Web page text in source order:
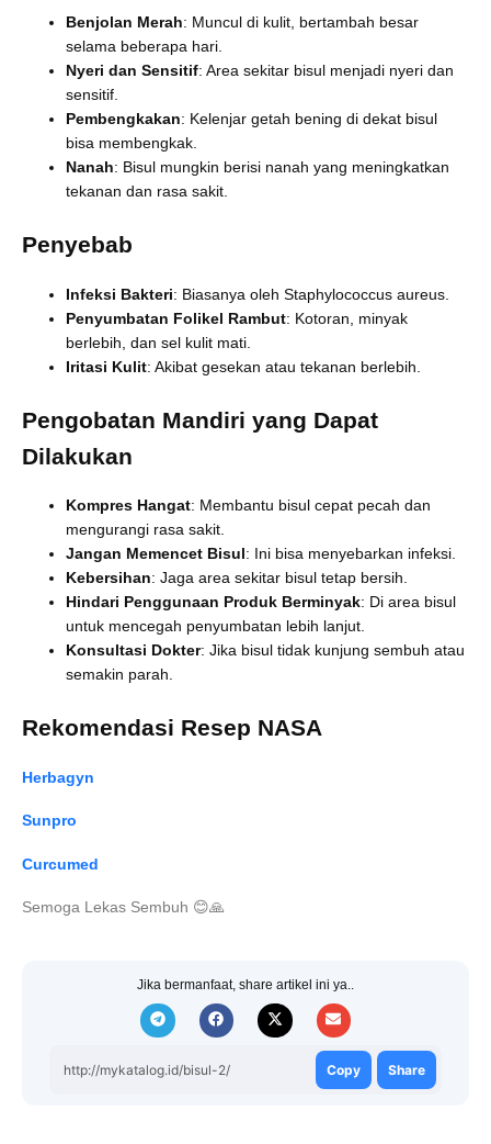
Benjolan Merah: Muncul di kulit, bertambah besar
selama beberapa hari.
Nyeri dan Sensitif: Area sekitar bisul menjadi nyeri dan
sensitif.
Pembengkakan: Kelenjar getah bening di dekat bisul
bisa membengkak.
Nanah: Bisul mungkin berisi nanah yang meningkatkan
tekanan dan rasa sakit.
Penyebab
Infeksi Bakteri: Biasanya oleh Staphylococcus aureus.
Penyumbatan Folikel Rambut: Kotoran, minyak
berlebih, dan sel kulit mati.
Iritasi Kulit: Akibat gesekan atau tekanan berlebih.
Pengobatan Mandiri yang Dapat
Dilakukan
Kompres Hangat: Membantu bisul cepat pecah dan
mengurangi rasa sakit.
Jangan Memencet Bisul: Ini bisa menyebarkan infeksi.
Kebersihan: Jaga area sekitar bisul tetap bersih.
Hindari Penggunaan Produk Berminyak: Di area bisul
untuk mencegah penyumbatan lebih lanjut.
Konsultasi Dokter: Jika bisul tidak kunjung sembuh atau
semakin parah.
Rekomendasi Resep NASA
Herbagyn
Sunpro
Curcumed
Semoga Lekas Sembuh 😊🙏
Jika bermanfaat, share artikel ini ya..
http://mykatalog.id/bisul-2/ Copy Share